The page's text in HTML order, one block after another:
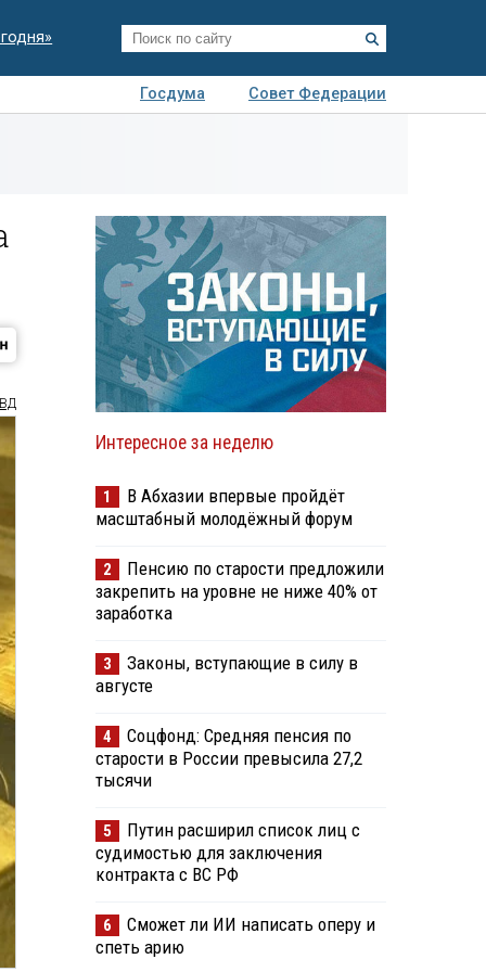
Госдума
Совет Федерации
Интересное за неделю
1
В Абхазии впервые пройдёт
масштабный молодёжный форум
2
Пенсию по старости предложили
закрепить на уровне не ниже 40% от
заработка
3
Законы, вступающие в силу в
августе
4
Соцфонд: Средняя пенсия по
старости в России превысила 27,2
тысячи
5
Путин расширил список лиц с
судимостью для заключения
контракта с ВС РФ
6
Сможет ли ИИ написать оперу и
спеть арию